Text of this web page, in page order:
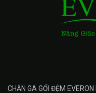
CHĂN GA GỐI ĐỆM